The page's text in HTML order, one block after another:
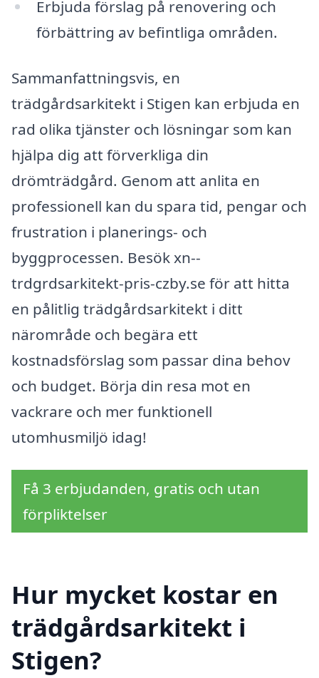
Erbjuda förslag på renovering och
förbättring av befintliga områden.
Sammanfattningsvis, en
trädgårdsarkitekt i Stigen kan erbjuda en
rad olika tjänster och lösningar som kan
hjälpa dig att förverkliga din
drömträdgård. Genom att anlita en
professionell kan du spara tid, pengar och
frustration i planerings- och
byggprocessen. Besök xn--
trdgrdsarkitekt-pris-czby.se för att hitta
en pålitlig trädgårdsarkitekt i ditt
närområde och begära ett
kostnadsförslag som passar dina behov
och budget. Börja din resa mot en
vackrare och mer funktionell
utomhusmiljö idag!
Få 3 erbjudanden, gratis och utan
förpliktelser
Hur mycket kostar en
trädgårdsarkitekt i
Stigen?